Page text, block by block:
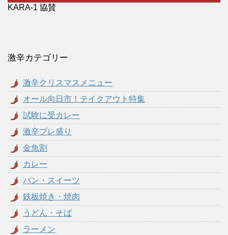
KARA-1 協賛
激辛カテゴリー
激辛クリスマスメニュー
オール向日市！テイクアウト特集
試験に受カレー
激辛プレ盛り
金魚割
カレー
パン・スイーツ
鉄板焼き・焼肉
うどん・そば
ラーメン